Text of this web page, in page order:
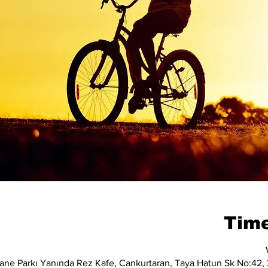
Parkı Yanında Rez Kafe, Cankurtaran, Taya Hatun Sk